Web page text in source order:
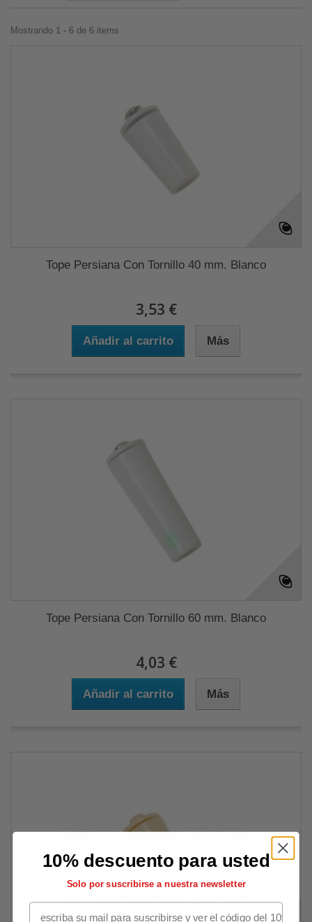
Mostrando 1 - 6 de 6 items
Tope Persiana Con Tornillo 40 mm. Blanco
3,53 €
Añadir al carrito Más
Tope Persiana Con Tornillo 60 mm. Blanco
4,03 €
Añadir al carrito Más
10% descuento para usted
Solo por suscribirse a nuestra newsletter